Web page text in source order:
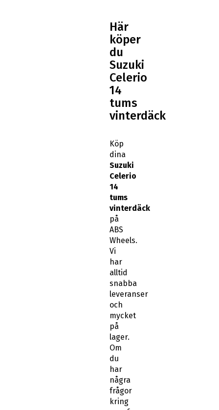
Här
köper
du
Suzuki
Celerio
14
tums
vinterdäck
Köp
dina
Suzuki
Celerio
14
tums
vinterdäck
på
ABS
Wheels.
Vi
har
alltid
snabba
leveranser
och
mycket
på
lager.
Om
du
har
några
frågor
kring